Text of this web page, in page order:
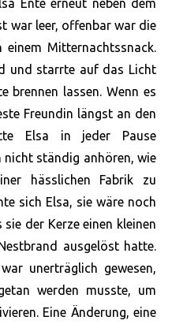
Ente erneut neben dem
war leer, offenbar war die
Mitternachtssnack.
und starrte auf das Licht
brennen lassen. Wenn es
Freundin längst an den
Elsa in jeder Pause
nicht ständig anhören, wie
hässlichen Fabrik zu
sich Elsa, sie wäre noch
der Kerze einen kleinen
ausgelöst hatte.
unerträglich gewesen,
werden musste, um
Eine Änderung, eine